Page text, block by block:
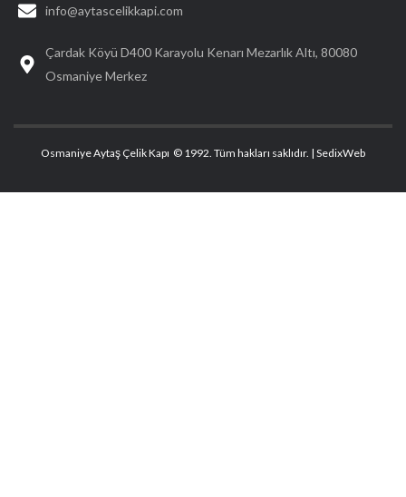
info@aytascelikkapi.com
Çardak Köyü D400 Karayolu Kenarı Mezarlık Altı, 80080
Osmaniye Merkez
Osmaniye Aytaş Çelik Kapı © 1992. Tüm hakları saklıdır. | SedixWeb